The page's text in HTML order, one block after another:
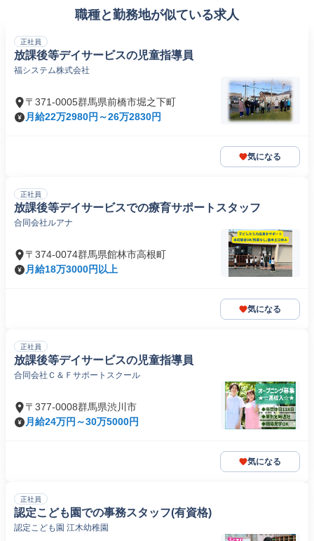
職種と勤務地が似ている求人
正社員
放課後等デイサービスの児童指導員
福システム株式会社
〒371-0005群馬県前橋市堀之下町
月給22万2980円～26万2830円
気になる
正社員
放課後等デイサービスでの療育サポートスタッフ
合同会社ルアナ
〒374-0074群馬県館林市高根町
月給18万3000円以上
気になる
正社員
放課後等デイサービスの児童指導員
合同会社Ｃ＆Ｆサポートスクール
〒377-0008群馬県渋川市
月給24万円～30万5000円
気になる
正社員
認定こども園での事務スタッフ(有資格)
認定こども園 江木幼稚園